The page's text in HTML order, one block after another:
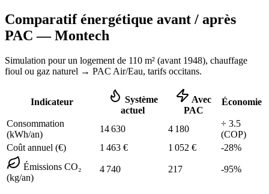
Comparatif énergétique avant / après
PAC —Montech
Simulation pour un logement de 110 m² (avant 1948), chauffage
fioul ou gaz naturel → PAC Air/Eau, tarifs occitans.
Indicateur
Système
actuel
Avec
PAC
Économie
Consommation
(kWh/an)
14 630 4 180
÷ 3.5
(COP)
Coût annuel (€)
1 463 € 1 052 € -28%
Émissions CO₂
(kg/an)
4 740 217 -95%